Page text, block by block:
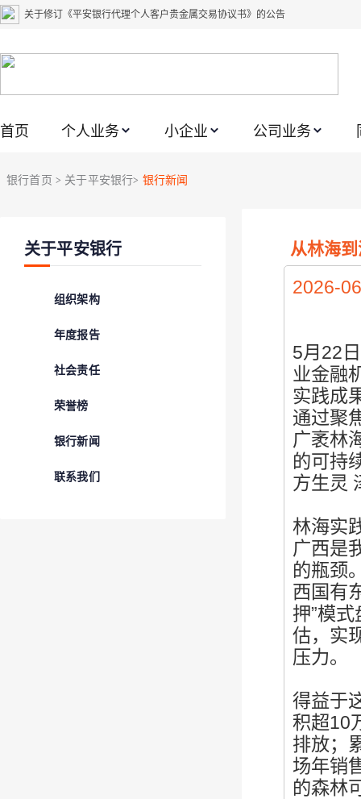
关于修订《平安银行代理个人客户贵金属交易协议书》的公告
关于2020年端午节期间上金所代理业务调整合约保证金比例和涨跌幅度限制的
关于加强代理贵金属业务风险防范的提示
关于调整存量首套住房贷款利率的公告
首页 个人业务 小企业 公司业务
银行首页 > 关于平安银行> 银行新闻
关于平安银行
组织架构
年度报告
社会责任
荣誉榜
银行新闻
联系我们
从林海
2026-
5月22
业金融
实践成
通过聚
广袤林
的可持
方生灵
林海实
广西是
的瓶颈
西国有
押”模
估，实
压力。
得益于
积超10
排放；
场年销
的森林